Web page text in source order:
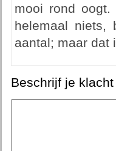
mooi rond oogt.
helemaal
aantal; maar dat
Beschrijf je